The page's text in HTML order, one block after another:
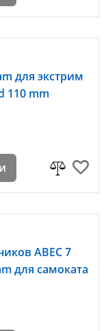
для экстрим
110 mm
ABEC 7
для самоката